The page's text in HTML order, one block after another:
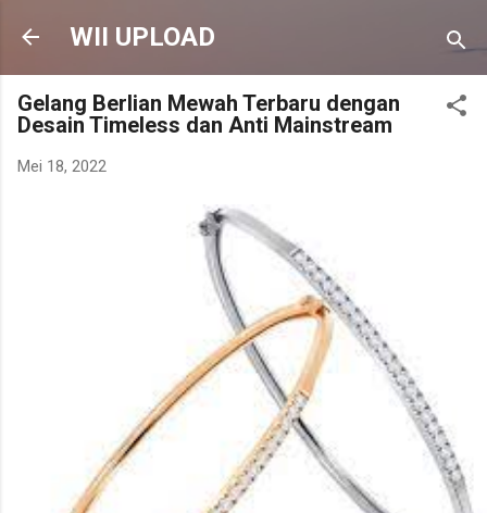
Langsung ke konten utama
WII UPLOAD
Gelang Berlian Mewah Terbaru dengan
Desain Timeless dan Anti Mainstream
Mei 18, 2022